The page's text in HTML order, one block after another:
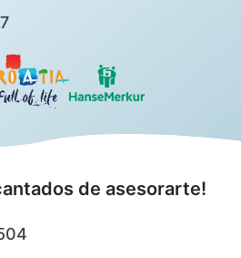
de asesorarte!